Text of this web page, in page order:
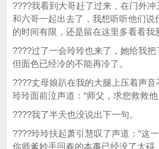
????我看到大哥赶了过来，在门外
和六哥一起出去了，我想听听他们说
的时间有限，还是留在这里多看看我
????过了一会玲玲也来了，她给我把
但面色已经冷的不能再冷了。
????丈母娘趴在我的大腿上压着声
玲玲面前泣声道：“师父，求您救
????我了半天也没说出下一句。
????玲玲扶起萧引慧叹了声道：“这
你师爹妙手回春的本事已经没了大碍